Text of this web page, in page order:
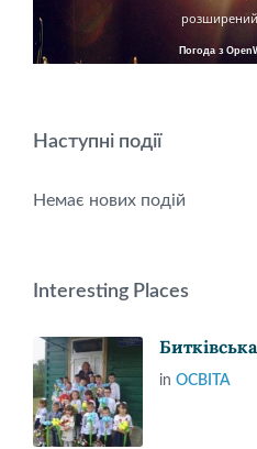
Погода з
Наступні події
Немає нових подій
Interesting Places
in ОСВІТА